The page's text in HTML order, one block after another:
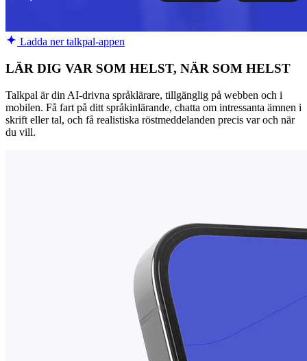
Ladda ner talkpal-appen
LÄR DIG VAR SOM HELST, NÄR SOM HELST
Talkpal är din AI-drivna språklärare, tillgänglig på webben och i
mobilen. Få fart på ditt språkinlärande, chatta om intressanta ämnen i
skrift eller tal, och få realistiska röstmeddelanden precis var och när
du vill.